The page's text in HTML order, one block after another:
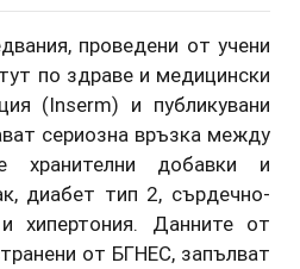
проведени от учени
по здраве и медицински
(Inserm) и публикувани
сериозна връзка между
хранителни добавки и
диабет тип 2, сърдечно-
хипертония. Данните от
от БГНЕС, запълват